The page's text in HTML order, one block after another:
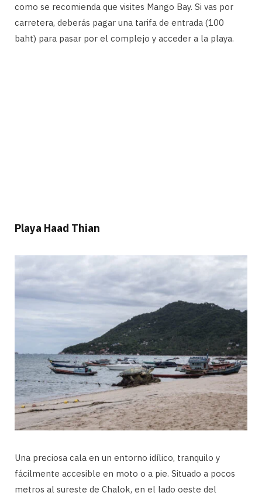
como se recomienda que visites Mango Bay. Si vas por
carretera, deberás pagar una tarifa de entrada (100
baht) para pasar por el complejo y acceder a la playa.
Playa Haad Thian
Una preciosa cala en un entorno idílico, tranquilo y
fácilmente accesible en moto o a pie. Situado a pocos
metros al sureste de Chalok, en el lado oeste del